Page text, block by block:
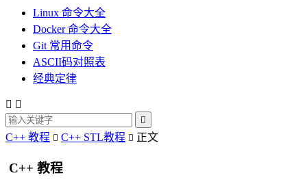
Linux 命令大全
Docker 命令大全
Git 常用命令
ASCII码对照表
经典定律
 

C++ 教程  C++ STL教程  正文
C++ 教程